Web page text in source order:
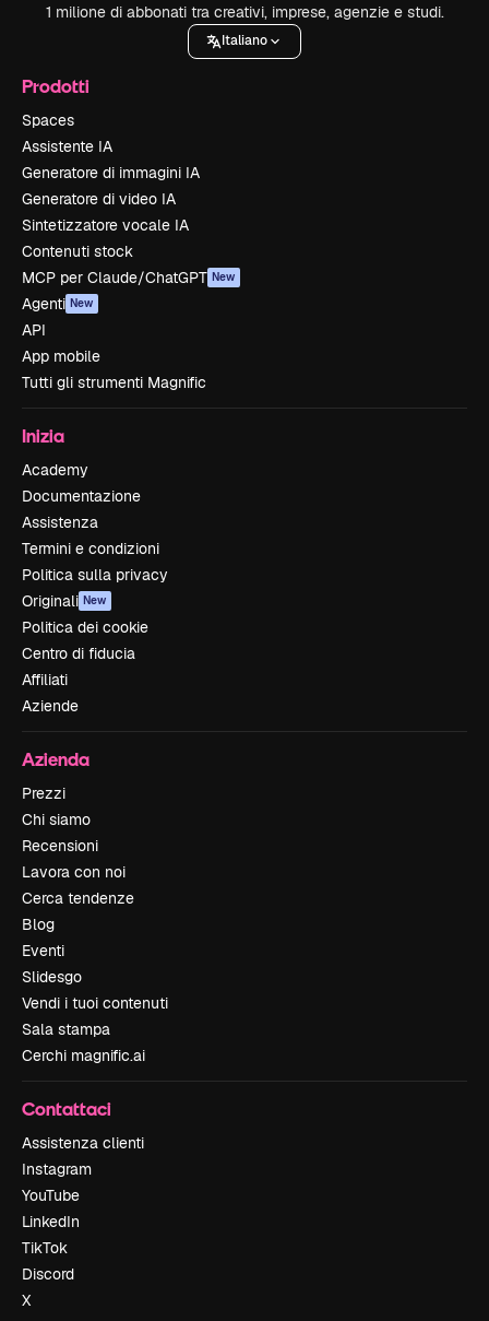
1 milione di abbonati tra creativi, imprese, agenzie e studi.
Italiano
Prodotti
Spaces
Assistente IA
Generatore di immagini IA
Generatore di video IA
Sintetizzatore vocale IA
Contenuti stock
MCP per Claude/ChatGPT New
Agenti New
API
App mobile
Tutti gli strumenti Magnific
Inizia
Academy
Documentazione
Assistenza
Termini e condizioni
Politica sulla privacy
Originali New
Politica dei cookie
Centro di fiducia
Affiliati
Aziende
Azienda
Prezzi
Chi siamo
Recensioni
Lavora con noi
Cerca tendenze
Blog
Eventi
Slidesgo
Vendi i tuoi contenuti
Sala stampa
Cerchi magnific.ai
Contattaci
Assistenza clienti
Instagram
YouTube
LinkedIn
TikTok
Discord
X